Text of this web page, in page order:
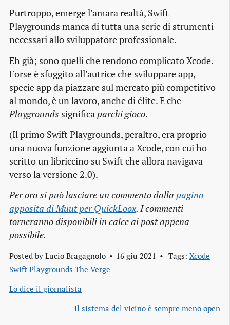
Purtroppo, emerge l’amara realtà, Swift
Playgrounds manca di tutta una serie di strumenti
necessari allo sviluppatore professionale.
Eh già; sono quelli che rendono complicato Xcode.
Forse è sfuggito all’autrice che sviluppare app,
specie app da piazzare sul mercato più competitivo
al mondo, è un lavoro, anche di élite. E che
Playgrounds significa parchi gioco.
(Il primo Swift Playgrounds, peraltro, era proprio
una nuova funzione aggiunta a Xcode, con cui ho
scritto un libriccino su Swift che allora navigava
verso la versione 2.0).
Per ora si può lasciare un commento dalla pagina
apposita di Muut per QuickLoox. I commenti
torneranno disponibili in calce ai post appena
possibile.
Posted by Lucio Bragagnolo 16 giu 2021 Tags: Xcode
Swift Playgrounds The Verge
Lo dice il giornalista
Il sistema del vicino è sempre meno open